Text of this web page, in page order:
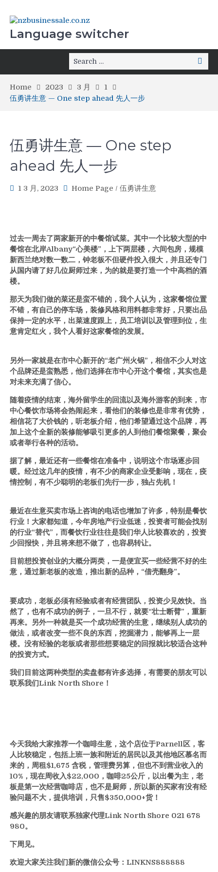
Language switcher
Home 2023 3 月
1
伍勇讲生意 — One step ahead 先人一步
伍勇讲生意 — One step
ahead 先人一步
1 3 月, 2023 Home Page / 伍勇讲生意
过去一周去了两家新开的中餐馆试菜。其中一个比较大型的中
餐馆在北岸Albany“心美楼”，上下两层楼，六间包房，规模
新西兰绝对数一数二，钟老板不但硬件投入很大，并且还专门
从国内请了好几位厨师过来，为的就是要打造一个中高档的酒
楼。
那天为我们做的菜还是蛮不错的，我个人认为，这家餐馆位置
不错，有自己的停车场，装修风格和用料都非常好，只要出品
保持一定的水平，出菜速度跟上，员工培训以及管理到位，生
意肯定红火，我个人看好这家餐馆的发展。
另外一家就是在市中心新开的“老广州火锅” ，相信不少人对这
个品牌还是蛮熟悉，他们选择在市中心开这个餐馆，其实也是
对未来充满了信心。
随着疫情的结束，海外留学生的回流以及海外游客的到来，市
中心餐饮市场将会热闹起来，看他们的装修也是非常有优势，
相信花了大价钱的，听老板介绍，他们希望通过这个品牌，再
加上这个全新的装修能够吸引更多的人到他们餐馆聚餐，聚会
或者举行各种的活动。
据了解，最近还有一些餐馆在准备中，说明这个市场逐步回
暖。经过这几年的疫情，有不少的商家企业受影响，现在，疫
情控制，有不少聪明的老板们先行一步，独占先机！
最近在生意买卖市场上咨询的电话也增加了许多，特别是餐饮
行业！大家都知道，今年房地产行业低迷，投资者可能会找别
的行业“替代”，而餐饮行业往往是我们华人比较喜欢的，投资
少回报快，并且将来想不做了，也容易转让。
目前想投资创业的大概分两类，一是便宜买一些经营不好的生
意，通过新老板的改造，推出新的品种，“借壳翻身”。
要成功，老板必须有经验或者有经营团队，投资少见效快。当
然了，也有不成功的例子，一旦不行，就要“壮士断臂”，重新
再来。另外一种就是买一个成功经营的生意，继续别人成功的
做法，或者改变一些不良的东西，挖掘潜力，能够再上一层
楼。没有经验的老板或者那些想要稳定的回报就比较适合这种
的投资方式。
我们目前这两种类型的卖盘都有许多选择，有需要的朋友可以
联系我们Link North Shore！
今天我给大家推荐一个咖啡生意，这个店位于Parnell区，客
人比较稳定，包括上班一族和附近的居民以及其他地区慕名而
来的，周租$1,675 含税，管理费另算，但也不到营业收入的
10%，现在周收入$22,000，咖啡25公斤，以出餐为主，老
板是第一次经营咖啡店，也不是厨师，所以新的买家有没有经
验问题不大，提供培训，只售$350,000+货！
感兴趣的朋友请联系独家代理Link North Shore 021 678
980。
下周见。
欢迎大家关注我们新的微信公众号：LINKNS888888